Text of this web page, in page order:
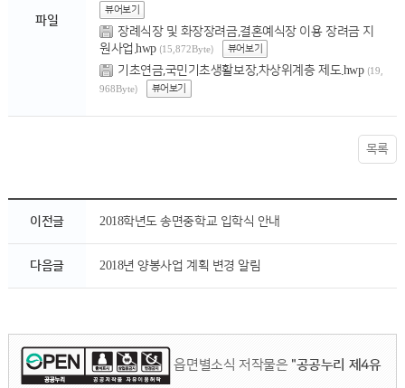
파일
뷰어보기
장례식장 및 화장장려금,결혼예식장 이용 장려금 지
원사업.hwp (15,872Byte) 뷰어보기
기초연금,국민기초생활보장,차상위계층 제도.hwp (19,
968Byte)
뷰어보기
목록
이전글 2018학년도 송면중학교 입학식 안내
다음글 2018년 양봉사업 계획 변경 알림
읍면별소식 저작물은 "공공누리 제4유